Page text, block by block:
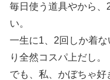
毎日使う道具やから
い。
一生に1、2回しか着
り全然コスパ上だし。
でも、私、かぼちゃ好